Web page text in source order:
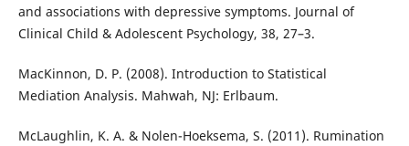
and associations with depressive symptoms. Journal of
Clinical Child & Adolescent Psychology, 38, 27–3.
MacKinnon, D. P. (2008). Introduction to Statistical
Mediation Analysis. Mahwah, NJ: Erlbaum.
McLaughlin, K. A. & Nolen-Hoeksema, S. (2011). Rumination